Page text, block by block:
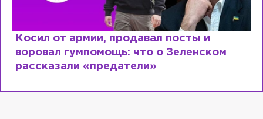
Рыдает из-за мужа, но опять флиртует с
Лазаревым: как Лера Кудрявцева
сходит с ума